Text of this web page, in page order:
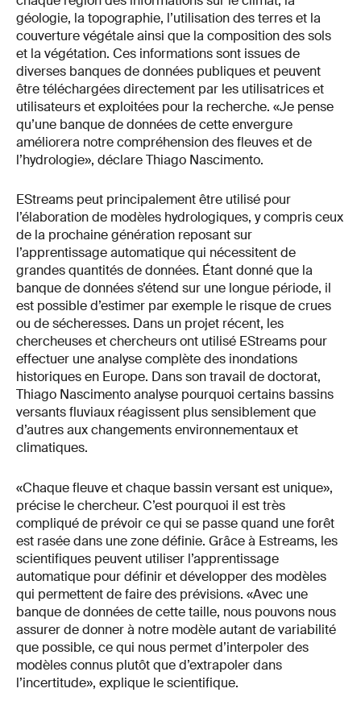
géologie, la topographie, l’utilisation des terres et la
couverture végétale ainsi que la composition des sols
et la végétation. Ces informations sont issues de
diverses banques de données publiques et peuvent
être téléchargées directement par les utilisatrices et
utilisateurs et exploitées pour la recherche. «Je pense
qu’une banque de données de cette envergure
améliorera notre compréhension des fleuves et de
l’hydrologie», déclare Thiago Nascimento.
EStreams peut principalement être utilisé pour
l’élaboration de modèles hydrologiques, y compris ceux
de la prochaine génération reposant sur
l’apprentissage automatique qui nécessitent de
grandes quantités de données. Étant donné que la
banque de données s’étend sur une longue période, il
est possible d’estimer par exemple le risque de crues
ou de sécheresses. Dans un projet récent, les
chercheuses et chercheurs ont utilisé EStreams pour
effectuer une analyse complète des inondations
historiques en Europe. Dans son travail de doctorat,
Thiago Nascimento analyse pourquoi certains bassins
versants fluviaux réagissent plus sensiblement que
d’autres aux changements environnementaux et
climatiques.
«Chaque fleuve et chaque bassin versant est unique»,
précise le chercheur. C’est pourquoi il est très
compliqué de prévoir ce qui se passe quand une forêt
est rasée dans une zone définie. Grâce à Estreams, les
scientifiques peuvent utiliser l’apprentissage
automatique pour définir et développer des modèles
qui permettent de faire des prévisions. «Avec une
banque de données de cette taille, nous pouvons nous
assurer de donner à notre modèle autant de variabilité
que possible, ce qui nous permet d’interpoler des
modèles connus plutôt que d’extrapoler dans
l’incertitude», explique le scientifique.